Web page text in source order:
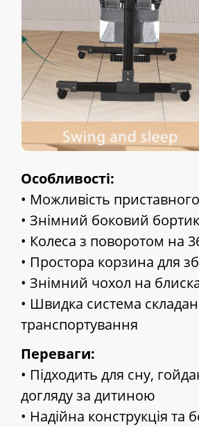
Особливості:
• Можливість
• Знімний боковий бортик
• Колеса з поворотом на
• Простора корзина для
• Знімний чохол на
• Швидка система
транспортування
Переваги:
• Підходить для сну,
догляду за дитиною
• Надійна конструкція та